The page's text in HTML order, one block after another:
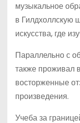
музыкальное
в Гилдхоллскую
искусства, где
Параллельно с
также проживал
восторженные
произведения.
Учеба за